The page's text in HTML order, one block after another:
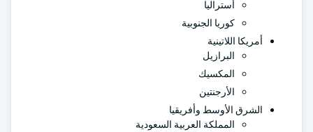
أستراليا
كوريا الجنوبية
أمريكا اللاتينية
البرازيل
المكسيك
الأرجنتين
الشرق الأوسط وأفريقيا
المملكة العربية السعودية